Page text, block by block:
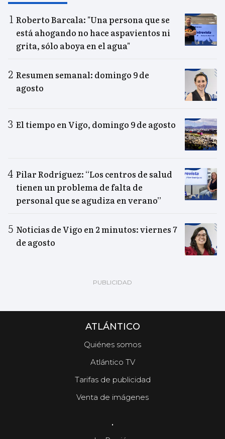
Roberto Barcala: "Una persona que se
está ahogando no hace aspavientos ni
grita, sólo aboya en el agua"
Resumen semanal: domingo 9 de
agosto
El tiempo en Vigo, domingo 9 de agosto
Pilar Rodríguez: “Los centros de salud
tienen un problema de falta de
personal que se agudiza en verano”
Noticias de Vigo en 2 minutos: viernes 7
de agosto
ATLÁNTICO
Quiénes somos
Atlántico TV
Tarifas de publicidad
Venta de imágenes
.